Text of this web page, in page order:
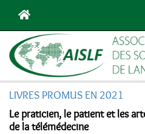
LIVRES PROMUS EN 2021
Le praticien, le patient et les
de la télémédecine